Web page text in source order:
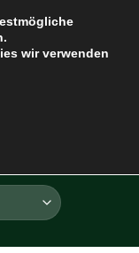
wir verwenden